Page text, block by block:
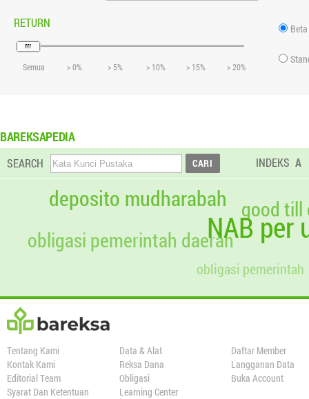
RETURN
Semua > 0% > 5% > 10% > 15% > 20%
Beta
BAREKSAPEDIA
SEARCH INDEKS A
NAB per
deposito mudharabah
obligasi pemerintah
obligasi pemerintah daerah
good till
Tentang Kami
Kontak Kami
Editorial Team
Syarat Dan Ketentuan
Data & Alat
Reksa Dana
Obligasi
Learning Center
Daftar Member
Langganan Data
Buka Account